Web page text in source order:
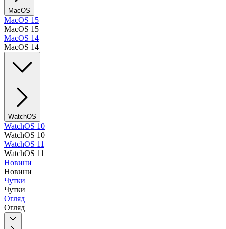
MacOS
MacOS 15
MacOS 15
MacOS 14
MacOS 14
WatchOS
WatchOS 10
WatchOS 10
WatchOS 11
WatchOS 11
Новини
Новини
Чутки
Чутки
Огляд
Огляд